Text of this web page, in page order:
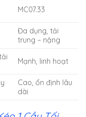
MC07.33
Đa dụng, tải
trung – nặng
Mạnh, linh hoạt
Cao, ổn định lâu
dài